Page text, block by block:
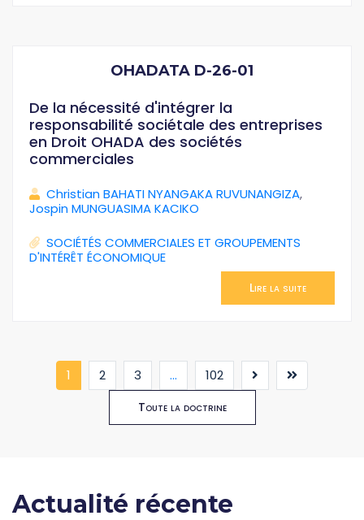
OHADATA D-26-01
De la nécessité d'intégrer la
responsabilité sociétale des entreprises
en Droit OHADA des sociétés
commerciales
Christian BAHATI NYANGAKA RUVUNANGIZA,
Jospin MUNGUASIMA KACIKO
SOCIÉTÉS COMMERCIALES ET GROUPEMENTS
D'INTÉRÊT ÉCONOMIQUE
Lire la suite
1 (current)
2 3 ... 102
Toute la doctrine
Actualité récente